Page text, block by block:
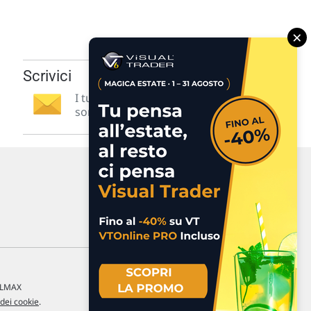
Scrivici
I tuoi suggerimenti per noi
sono preziosi e molto utili! »
cookie.
×